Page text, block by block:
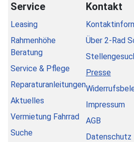
Service
Leasing
Rahmenhöhe
Beratung
Service & Pflege
Reparaturanleitungen
Aktuelles
Vermietung Fahrrad
Suche
Kontakt
Über 2-Rad
Presse
Impressum
AGB
Datenschutz